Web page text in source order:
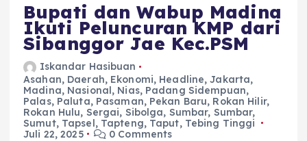
Bupati dan Wabup Madina
Ikuti Peluncuran KMP dari
Sibanggor Jae Kec.PSM
Iskandar Hasibuan
Asahan, Daerah, Ekonomi, Headline,Jakarta,
Madina, Nasional, Nias, Padang Sidempuan,
Palas, Paluta, Pasaman, Pekan Baru, Rokan Hilir,
Rokan Hulu, Sergai, Sibolga, Sumbar, Sumbar,
Sumut, Tapsel, Tapteng, Taput, Tebing Tinggi
Juli 22, 2025
0 Comments